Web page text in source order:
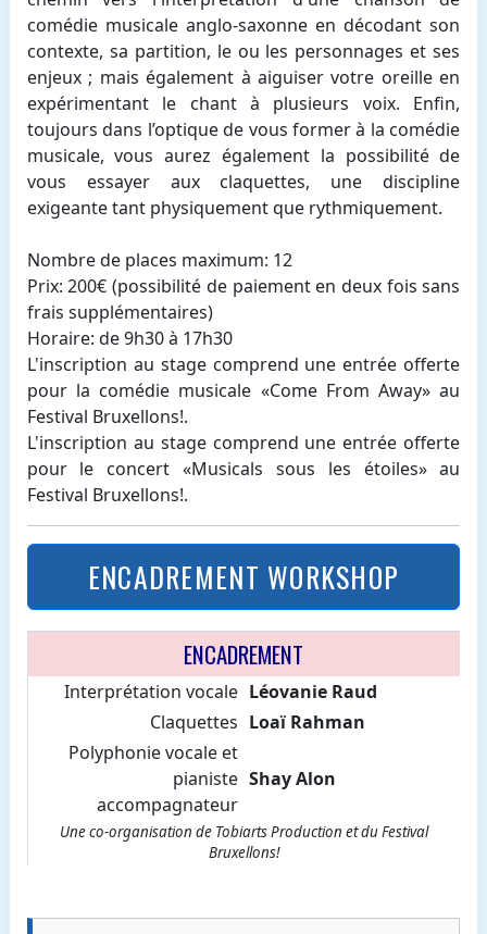
comédie musicale anglo-saxonne en décodant son
contexte, sa partition, le ou les personnages et ses
enjeux ; mais également à aiguiser votre oreille en
expérimentant le chant à plusieurs voix. Enfin,
toujours dans l’optique de vous former à la comédie
musicale, vous aurez également la possibilité de
vous essayer aux claquettes, une discipline
exigeante tant physiquement que rythmiquement.
Nombre de places maximum: 12
Prix: 200€ (possibilité de paiement en deux fois sans
frais supplémentaires)
Horaire: de 9h30 à 17h30
L'inscription au stage comprend une entrée offerte
pour la comédie musicale «Come From Away» au
Festival Bruxellons!.
L'inscription au stage comprend une entrée offerte
pour le concert «Musicals sous les étoiles» au
Festival Bruxellons!.
ENCADREMENT WORKSHOP
ENCADREMENT
Interprétation vocale Léovanie Raud
Claquettes Loaï Rahman
Polyphonie vocale et
pianiste
accompagnateur
Shay Alon
Une co-organisation de Tobiarts Production et du Festival
Bruxellons!